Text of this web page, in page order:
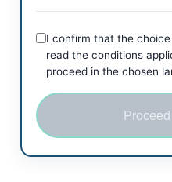
I confirm that the
read the conditions
proceed in the chosen